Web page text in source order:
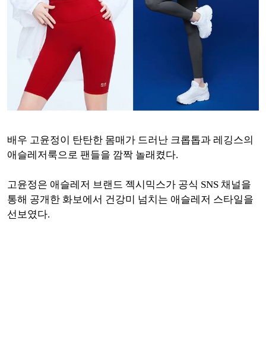
배우 고윤정이 탄탄한 몸매가 드러난 크롭톱과 레깅스의
애슬레저룩으로 팬들을 깜짝 놀래켰다.
고윤정은 애슬레저 브랜드 젝시믹스가 공식 SNS 채널을
통해 공개한 화보에서 건강미 넘치는 애슬레저 스타일을
선보였다.